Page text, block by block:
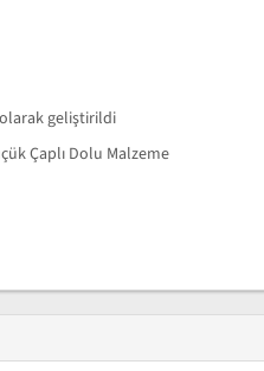
geliştirildi
Çaplı Dolu Malzeme